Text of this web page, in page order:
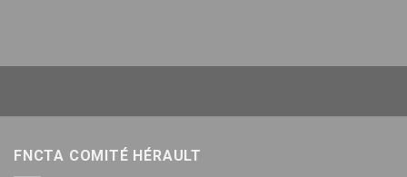
FNCTA COMITÉ HÉRAULT